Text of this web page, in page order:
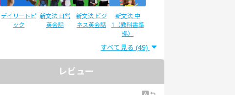
デイリートピ
ック
新文法 日常
英会話
新文法 ビジ
ネス英会話
新文法 中
1（教科書準
拠）
Callan for
スタディサプスタディサプ 英検®二次試
すべて見る (49)
レビュー